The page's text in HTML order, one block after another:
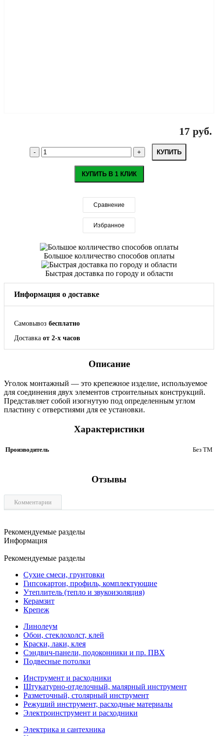
17 руб.
КУПИТЬ
КУПИТЬ В 1 КЛИК
Сравнение
Избранное
Большое колличество способов оплаты
Быстрая доставка по городу и области
Информация о доставке
Самовывоз бесплатно
Доставка от 2-х часов
Описание
Уголок монтажный — это крепежное изделие, используемое
для соединения двух элементов строительных конструкций.
Представляет собой изогнутую под определенным углом
пластину с отверстиями для ее установки.
Характеристики
Производитель Без ТМ
Отзывы
Комментарии
Рекомендуемые разделы
Информация
Рекомендуемые разделы
Сухие смеси, грунтовки
Гипсокартон, профиль, комплектующие
Утеплитель (тепло и звукоизоляция)
Керамзит
Крепеж
Линолеум
Обои, стеклохолст, клей
Краски, лаки, клея
Сэндвич-панели, подоконники и пр. ПВХ
Подвесные потолки
Инструмент и расходники
Штукатурно-отделочный, малярный инструмент
Разметочный, столярный инструмент
Режущий инструмент, расходные материалы
Электроинструмент и расходники
Электрика и сантехника